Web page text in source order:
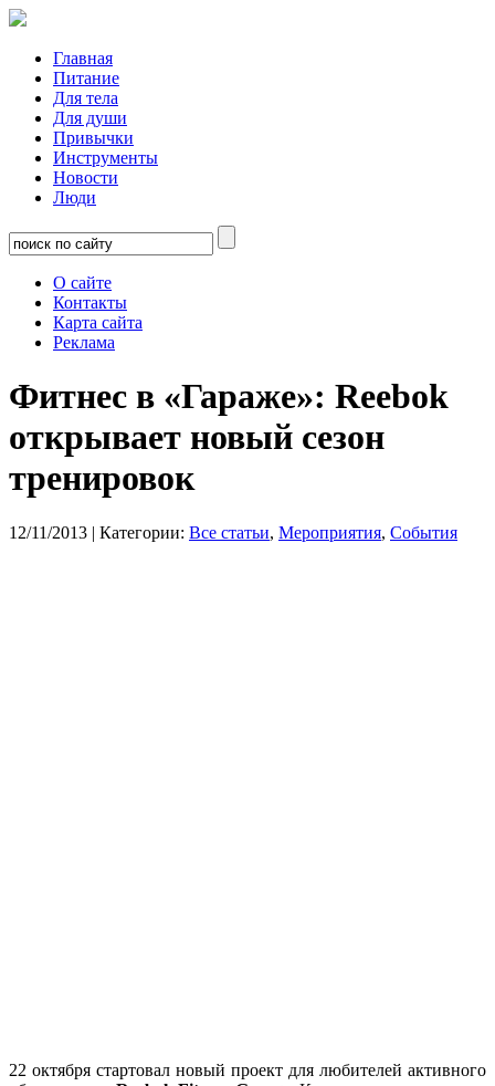
Главная
Питание
Для тела
Для души
Привычки
Инструменты
Новости
Люди
О сайте
Контакты
Карта сайта
Реклама
Фитнес в «Гараже»: Reebok
открывает новый сезон
тренировок
12/11/2013 | Категории: Все статьи, Мероприятия, События
22 октября стартовал новый проект для любителей активного